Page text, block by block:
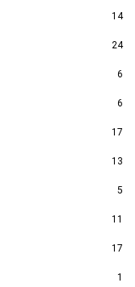
14
24
6
6
17
13
5
11
17
1